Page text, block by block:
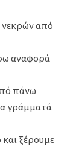
νεκρών από
αναφορά
πάνω
γράμματά
και ξέρουμε